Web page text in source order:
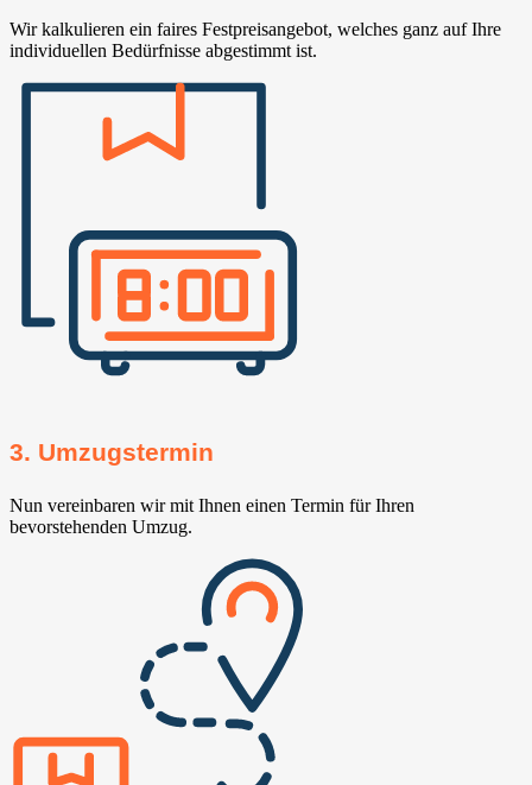
Wir kalkulieren ein faires Festpreisangebot, welches ganz auf Ihre
individuellen Bedürfnisse abgestimmt ist.
3. Umzugstermin
Nun vereinbaren wir mit Ihnen einen Termin für Ihren
bevorstehenden Umzug.